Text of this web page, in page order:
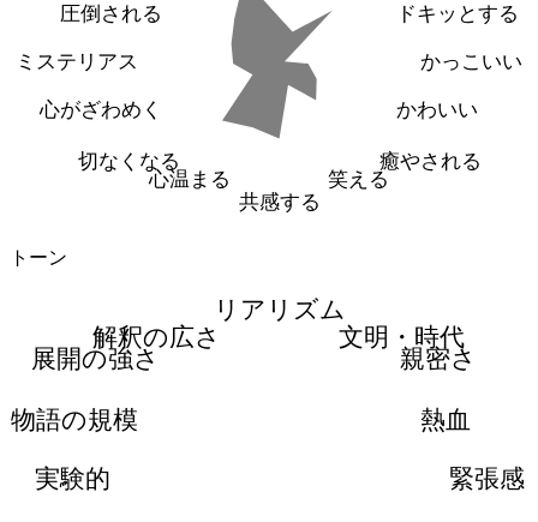
ドキッとする
かっこいい
かわいい
癒やされる
笑える
共感する
心温まる
切なくなる
心がざわめく
ミステリアス
圧倒される
トーン
リアリズム
文明・時代
親密さ
熱血
緊張感
実験的
物語の規模
展開の強さ
解釈の広さ